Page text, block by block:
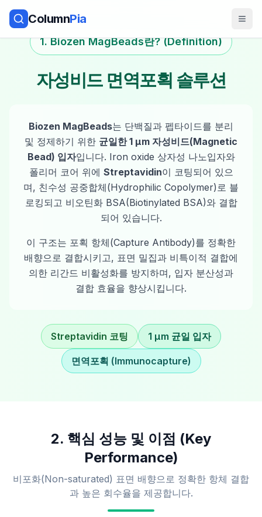
ColumnPia
1. Biozen MagBeads란? (Definition)
자성비드 면역포획 솔루션
Biozen MagBeads는 단백질과 펩타이드를 분리
및 정제하기 위한 균일한 1 µm 자성비드(Magnetic
Bead) 입자입니다. Iron oxide 상자성 나노입자와
폴리머 코어 위에 Streptavidin이 코팅되어 있으
며, 친수성 공중합체(Hydrophilic Copolymer)로 블
로킹되고 비오틴화 BSA(Biotinylated BSA)와 결합
되어 있습니다.
이 구조는 포획 항체(Capture Antibody)를 정확한
배향으로 결합시키고, 표면 밀집과 비특이적 결합에
의한 리간드 비활성화를 방지하며, 입자 분산성과
결합 효율을 향상시킵니다.
Streptavidin 코팅 1 µm 균일 입자
면역포획 (Immunocapture)
2. 핵심 성능 및 이점 (Key
Performance)
비포화(Non-saturated) 표면 배향으로 정확한 항체 결합
과 높은 회수율을 제공합니다.